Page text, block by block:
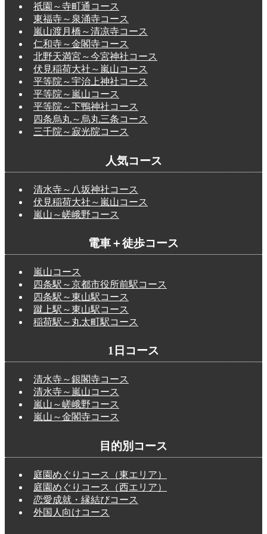
祇園～寺町通コース
東福寺～泉涌寺コース
嵐山渡月橋～清凉寺コース
仁和寺～金閣寺コース
北野天満宮～今宮神社コース
伏見稲荷大社～嵐山コース
平等院～宇治上神社コース
平等院～嵐山コース
平等院～下鴨神社コース
四条烏丸～烏丸三条コース
三千院～寂光院コース
人気コース
清水寺～八坂神社コース
伏見稲荷大社～嵐山コース
嵐山～嵯峨野コース
電車＋徒歩コース
嵐山コース
四条駅～京都市役所前駅コース
四条駅～東山駅コース
蹴上駅～東山駅コース
稲荷駅～丸太町駅コース
1日コース
清水寺～銀閣寺コース
清水寺～嵐山コース
嵐山～嵯峨野コース
嵐山～金閣寺コース
目的別コース
庭園めぐりコース（東エリア）
庭園めぐりコース（西エリア）
恋愛成就・縁結びコース
外国人向けコース